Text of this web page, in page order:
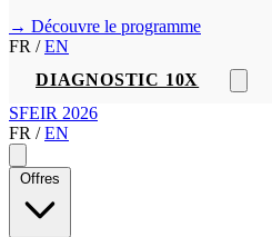
→ Découvre le programme
FR / EN
DIAGNOSTIC 10X
SFEIR 2026
FR / EN
Offres